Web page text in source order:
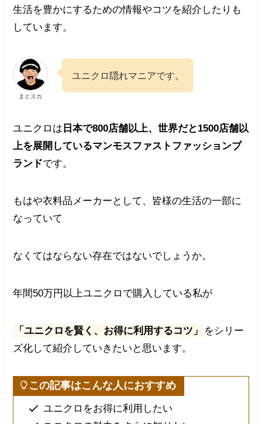
生活を豊かにするための情報やコツを紹介したりも
しています。
まとスカ
ユニクロ隠れマニアです。
ユニクロは 日本で800店舗以上、世界だと1500店舗以
上を展開しているマンモスファストファッションブ
ランドです。
もはや衣料品メーカーとして、皆様の生活の一部に
なっていて
なくてはならない存在ではないでしょうか。
年間50万円以上ユニクロで購入している私が
「ユニクロを賢く、お得に利用するコツ」をシリー
ズ化して紹介していきたいと思います。
この記事はこんな人におすすめ
ユニクロをお得に利用したい